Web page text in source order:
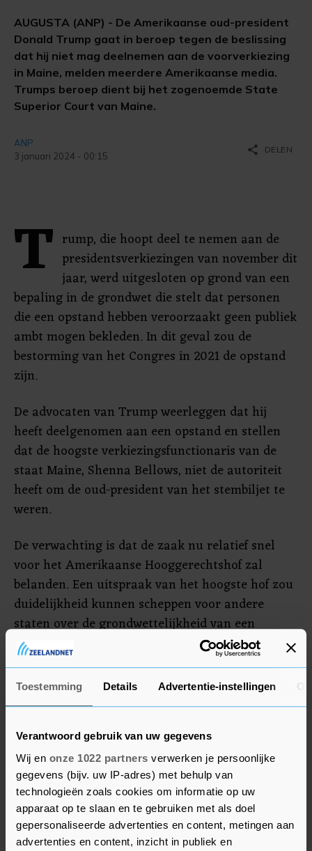
Toestemming Details Advertentie-instellingen
Verantwoord gebruik van uw gegevens
Wij en onze 1022 partners verwerken je persoonlijke
gegevens (bijv. uw IP-adres) met behulp van
technologieën zoals cookies om informatie op uw
apparaat op te slaan en te gebruiken met als doel
gepersonaliseerde advertenties en content, metingen aan
advertenties en content, inzicht in publiek en
AUGUSTA (ANP) - De Amerikaanse oud-president
Donald Trump gaat in beroep tegen de beslissing
dat hij niet mag deelnemen aan de voorverkiezing
in Maine, melden meerdere Amerikaanse media.
Trumps beroep dient bij het zogenoemde State
Superior Court van Maine.
ANP
3 januari 2024 - 00:15
share DELEN
T rump, die hoopt deel te nemen aan de
presidentsverkiezingen van november dit
jaar, werd uitgesloten op grond van een
bepaling in de grondwet die stelt dat personen
die een opstand hebben veroorzaakt geen publiek
ambt mogen bekleden. In dit geval zou de
bestorming van het Congres in 2021 de opstand
zijn.
De advocaten van Trump weerleggen dat hij
heeft deelgenomen aan een opstand en stellen
dat de hoogste verkiezingsfunctionaris van de
staat Maine, Shenna Bellows, niet de autoriteit
heeft om de oud-president van het stembiljet te
weren.
De verwachting is dat de zaak nu relatief snel
voor het Amerikaanse Hooggerechtshof zal
belanden. Een uitspraak van het hoogste hof zou
duidelijkheid kunnen scheppen voor andere
staten over de grondwettelijkheid van een
deelname van Trump aan de voorverkiezingen.
Maine is na Colorado al de tweede staat waar
Trump van de voorverkiezingen werd geweerd.
in Colorado heeft het Hooggerechtshof gevraagd
zich over de zaak uit te spreken.